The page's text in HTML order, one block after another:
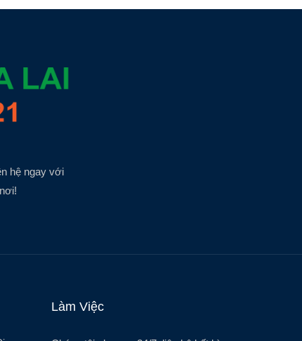
hệ ngay với
Làm Việc